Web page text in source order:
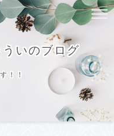
いのブログ
！！